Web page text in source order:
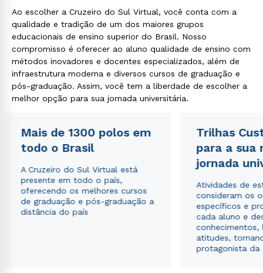
Ao escolher a Cruzeiro do Sul Virtual, você conta com a
qualidade e tradição de um dos maiores grupos
educacionais de ensino superior do Brasil. Nosso
compromisso é oferecer ao aluno qualidade de ensino com
métodos inovadores e docentes especializados, além de
infraestrutura moderna e diversos cursos de graduação e
pós-graduação. Assim, você tem a liberdade de escolher a
melhor opção para sua jornada universitária.
Mais de 1300 polos em
todo o Brasil
A Cruzeiro do Sul Virtual está
presente em todo o país,
oferecendo os melhores cursos
de graduação e pós-graduação a
distância do país
Trilhas
para a sua
jornada
Atividades de
consideram os
específicos e
cada aluno e
conhecimentos,
atitudes,
protagonista da